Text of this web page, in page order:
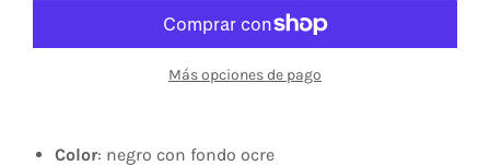
Más opciones de pago
Color: negro con fondo ocre